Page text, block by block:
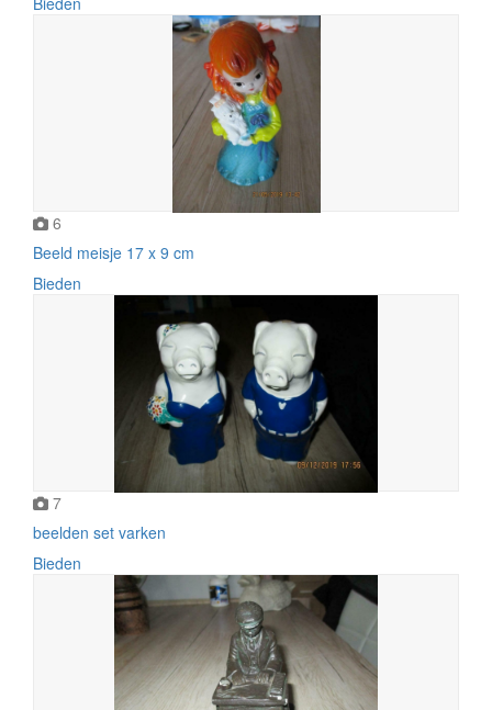
6
Beeld meisje 17 x 9 cm
Bieden
7
beelden set varken
Bieden